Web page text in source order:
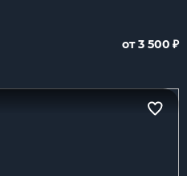
от 3 500 ₽